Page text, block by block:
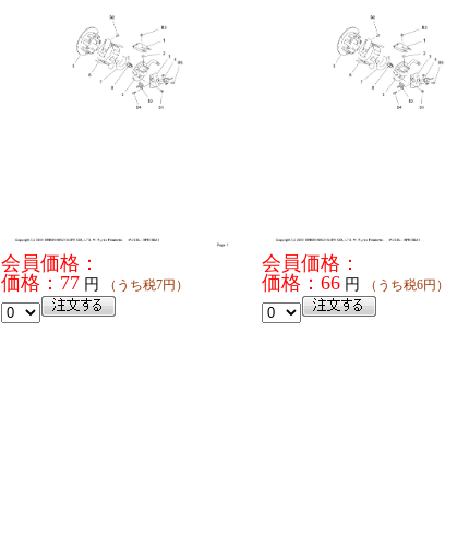
会員価格：
価格：77 円 （うち税7円）
会員価格：
価格：66 円 （うち税6円）